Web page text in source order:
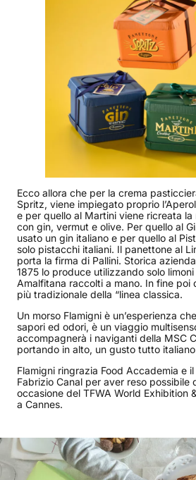
Ecco allora che per la crema
Spritz, viene impiegato proprio
e per quello al Martini viene ricreata
con gin, vermut e olive. Per quello al
usato un gin italiano e per quello al
solo pistacchi italiani. Il panettone al
porta la firma di Pallini. Storica
1875 lo produce utilizzando solo
Amalfitana raccolti a mano. In fine poi
più tradizionale della “linea classica.
Un morso Flamigni è un’esperienza
sapori ed odori, è un viaggio
accompagnerà i naviganti della MSC
portando in alto, un gusto tutto
Flamigni ringrazia Food Accademia e
Fabrizio Canal per aver reso possibile
occasione del TFWA World Exhibition
a Cannes.